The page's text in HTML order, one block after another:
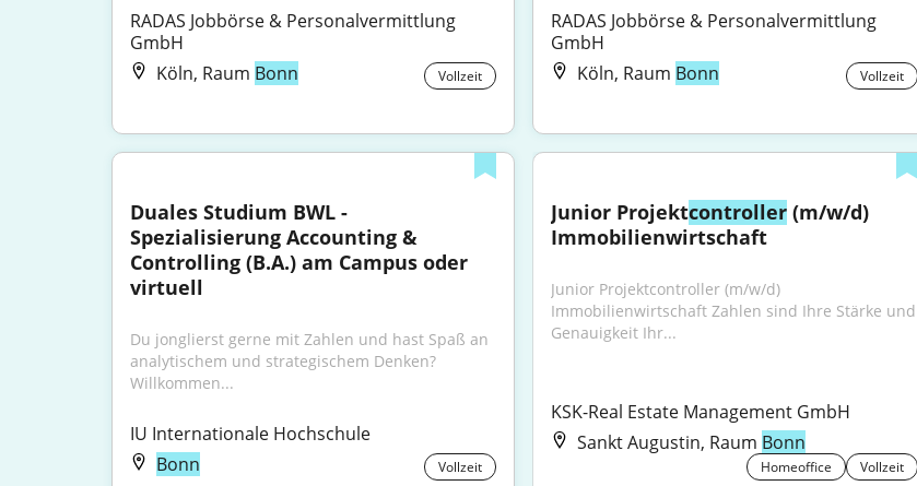
RADAS Jobbörse & Personalvermittlung
GmbH
Köln, Raum Bonn Vollzeit
RADAS Jobbörse & Personalvermittlung
GmbH
Köln, Raum Bonn Vollzeit
Duales Studium BWL -
Spezialisierung Accounting &
Controlling (B.A.) am Campus oder
virtuell
Du jonglierst gerne mit Zahlen und hast Spaß an
analytischem und strategischem Denken?
Willkommen...
IU Internationale Hochschule
Bonn
Vollzeit
Junior Projektcontroller (m/w/d)
Immobilienwirtschaft
Junior Projektcontroller (m/w/d)
Immobilienwirtschaft Zahlen sind Ihre Stärke und
Genauigkeit Ihr...
KSK-Real Estate Management GmbH
Sankt Augustin, Raum Bonn
Homeoffice Vollzeit